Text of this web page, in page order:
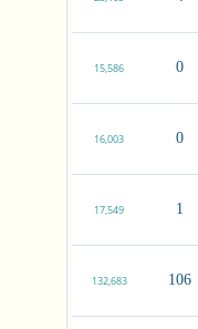
0
15,586
0
16,003
1
17,549
106
132,683